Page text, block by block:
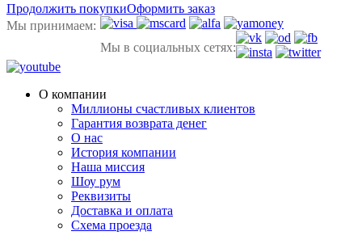
Продолжить покупкиОформить заказ
Мы принимаем:
Мы в социальных сетях:
О компании
Миллионы счастливых клиентов
Гарантия возврата денег
О нас
История компании
Наша миссия
Шоу рум
Реквизиты
Доставка и оплата
Схема проезда